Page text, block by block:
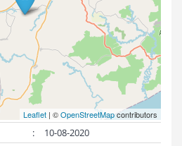
Leaflet | ©OpenStreetMapcontributors
:
10-08-2020